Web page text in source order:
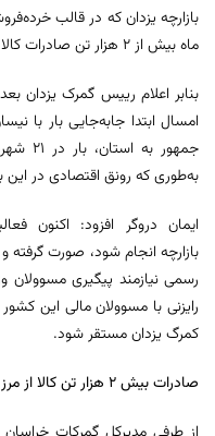
بازارچه یزدان که در قالب
ماه بیش از ۲ هزار تن صادرات کالا داشته‌ایم.
بنابر اعلام رییس گمرک یزدان
امسال ابتدا جابه‌جایی بار با
به‌طوری که رونق اقتصادی در
ایمان دروگر افزود: اکنون
بازارچه انجام شود، صورت گرفته
رسمی نیازمند پیگیری مسوولان
رایزنی با مسوولان مالی این
کمرگ یزدان مستقر شود.
صادرات بیش ۲ هزار تن کالا از مرز یزدان